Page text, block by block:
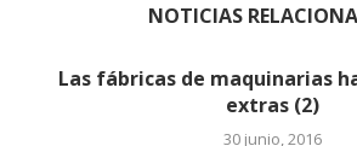
NOTICIAS
Las fábricas de maquinarias
extras (2)
30 junio, 2016